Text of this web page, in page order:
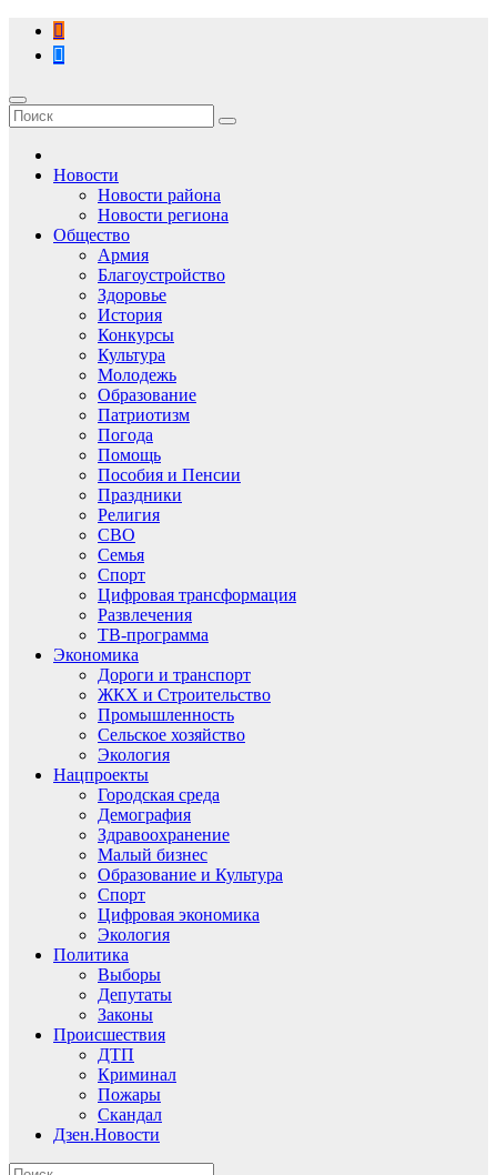
Перейти
содержимому
Новости
Новости района
Новости региона
Общество
Армия
Благоустройство
Здоровье
История
Конкурсы
Культура
Молодежь
Образование
Патриотизм
Погода
Помощь
Пособия и Пенсии
Праздники
Религия
СВО
Семья
Спорт
Цифровая трансформация
Развлечения
ТВ-программа
Экономика
Дороги и транспорт
ЖКХ и Строительство
Промышленность
Сельское хозяйство
Экология
Нацпроекты
Городская среда
Демография
Здравоохранение
Малый бизнес
Образование и Культура
Спорт
Цифровая экономика
Экология
Политика
Выборы
Депутаты
Законы
Происшествия
ДТП
Криминал
Пожары
Скандал
Дзен.Новости